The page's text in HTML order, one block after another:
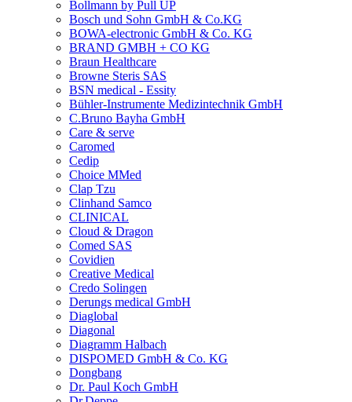
Bollmann by Pull UP
Bosch und Sohn GmbH & Co.KG
BOWA-electronic GmbH & Co. KG
BRAND GMBH + CO KG
Braun Healthcare
Browne Steris SAS
BSN medical - Essity
Bühler-Instrumente Medizintechnik GmbH
C.Bruno Bayha GmbH
Care & serve
Caromed
Cedip
Choice MMed
Clap Tzu
Clinhand Samco
CLINICAL
Cloud & Dragon
Comed SAS
Covidien
Creative Medical
Credo Solingen
Derungs medical GmbH
Diaglobal
Diagonal
Diagramm Halbach
DISPOMED GmbH & Co. KG
Dongbang
Dr. Paul Koch GmbH